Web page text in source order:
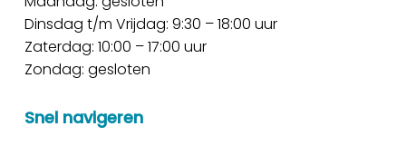
Dinsdag t/m Vrijdag: 9:30 – 18:00 uur
Zaterdag: 10:00 – 17:00 uur
Zondag: gesloten
Snel navigeren